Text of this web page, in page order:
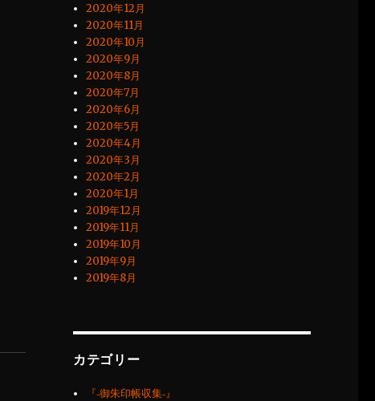
2020年12月
2020年11月
2020年10月
2020年9月
2020年8月
2020年7月
2020年6月
2020年5月
2020年4月
2020年3月
2020年2月
2020年1月
2019年12月
2019年11月
2019年10月
2019年9月
2019年8月
カテゴリー
『‐御朱印帳収集‐』